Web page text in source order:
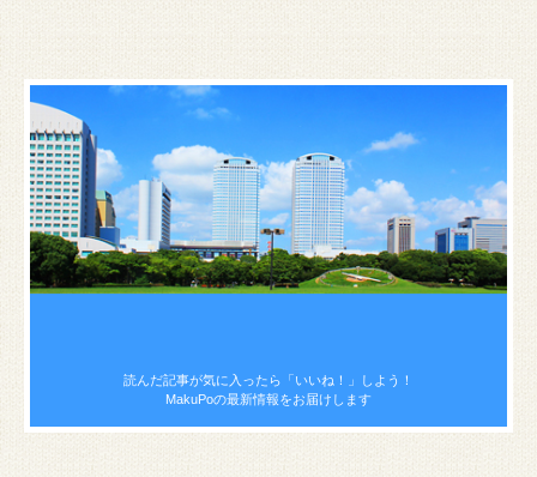
読んだ記事が気に入ったら 「いいね！」しよう！
MakuPoの最新情報をお届けします